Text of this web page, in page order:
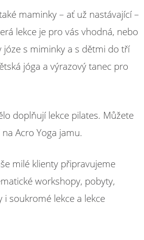
maminky – ať už nastávající –
lekce je pro vás vhodná, nebo
józe s miminky a s dětmi do tří
jóga a výrazový tanec pro
doplňují lekce pilates. Můžete
Acro Yoga jamu.
milé klienty připravujeme
workshopy, pobyty,
soukromé lekce a lekce